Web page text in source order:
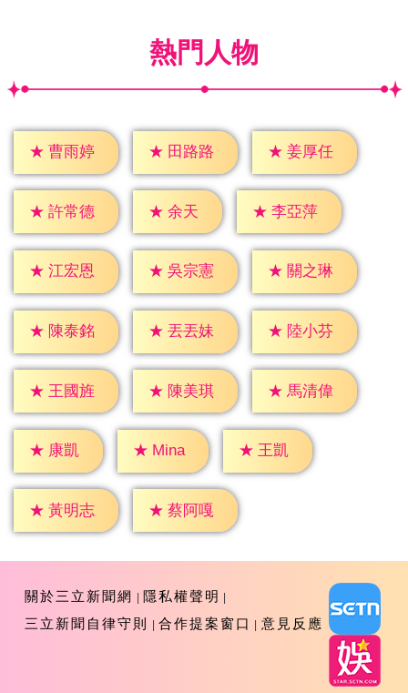
熱門人物
★ 曹雨婷 ★ 田路路 ★ 姜厚任
★ 許常德 ★ 余天 ★ 李亞萍
★ 江宏恩 ★ 吳宗憲 ★ 關之琳
★ 陳泰銘 ★ 丟丟妹 ★ 陸小芬
★ 王國旌 ★ 陳美琪 ★ 馬清偉
★ 康凱 ★ Mina ★ 王凱
★ 黃明志 ★ 蔡阿嘎
關於三立新聞網
隱私權聲明
三立新聞自律守則
合作提案窗口 意見反應